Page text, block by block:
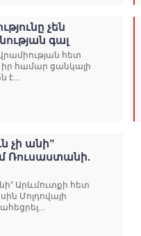
չեն
գալ
հետ
համար ցանկալի
չի անի”
Ռուսաստանի.
Արևմուտքի հետ
Մոլդովայի